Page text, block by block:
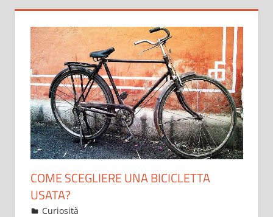
COME SCEGLIERE UNA BICICLETTA
USATA?
8 Settembre 2017
JumpinJazz
Curiosità